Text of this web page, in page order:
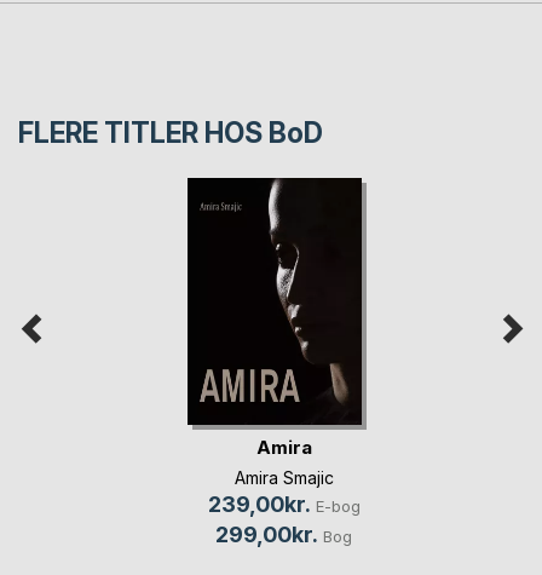
FLERE TITLER HOS BoD
Amira
Amira Smajic
239,00kr. E-bog
299,00kr. Bog